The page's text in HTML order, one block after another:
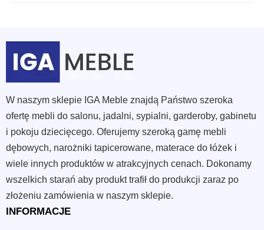
W naszym sklepie IGA Meble znajdą Państwo szeroka
ofertę mebli do salonu, jadalni, sypialni, garderoby, gabinetu
i pokoju dziecięcego. Oferujemy szeroką gamę mebli
dębowych, narożniki tapicerowane, materace do łóżek i
wiele innych produktów w atrakcyjnych cenach. Dokonamy
wszelkich starań aby produkt trafił do produkcji zaraz po
złożeniu zamówienia w naszym sklepie.
INFORMACJE